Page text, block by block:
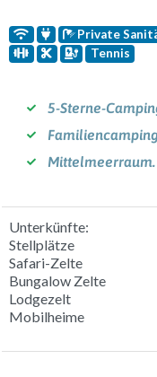
Private
Tennis
5-Sterne-
Mittelmeerraum.
Unterkünfte:
Stellplätze
Safari-Zelte
Bungalow Zelte
Lodgezelt
Mobilheime